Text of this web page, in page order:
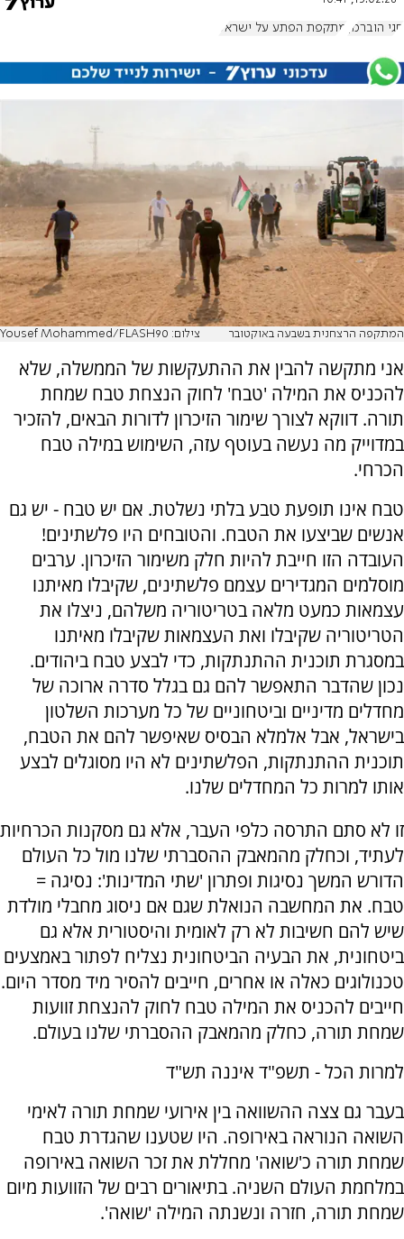
חגי הוברמן מתקפת הפתע על ישראל
המתקפה הרצחנית בשבעה באוקטובר צילום: Yousef Mohammed/FLASH90
אני מתקשה להבין את ההתעקשות של הממשלה, שלא
להכניס את המילה 'טבח' לחוק הנצחת טבח שמחת
תורה. דווקא לצורך שימור הזיכרון לדורות הבאים, להזכיר
במדוייק מה נעשה בעוטף עזה, השימוש במילה טבח
הכרחי.
טבח אינו תופעת טבע בלתי נשלטת. אם יש טבח - יש גם
אנשים שביצעו את הטבח. והטובחים היו פלשתינים!
העובדה הזו חייבת להיות חלק משימור הזיכרון. ערבים
מוסלמים המגדירים עצמם פלשתינים, שקיבלו מאיתנו
עצמאות כמעט מלאה בטריטוריה משלהם, ניצלו את
הטריטוריה שקיבלו ואת העצמאות שקיבלו מאיתנו
במסגרת תוכנית ההתנתקות, כדי לבצע טבח ביהודים.
נכון שהדבר התאפשר להם גם בגלל סדרה ארוכה של
מחדלים מדיניים וביטחוניים של כל מערכות השלטון
בישראל, אבל אלמלא הבסיס שאיפשר להם את הטבח,
תוכנית ההתנתקות, הפלשתינים לא היו מסוגלים לבצע
אותו למרות כל המחדלים שלנו.
זו לא סתם התרסה כלפי העבר, אלא גם מסקנות הכרחיות
לעתיד, וכחלק מהמאבק ההסברתי שלנו מול כל העולם
הדורש המשך נסיגות ופתרון 'שתי המדינות': נסיגה =
טבח. את המחשבה הנואלת שגם אם ניסוג מחבלי מולדת
שיש להם חשיבות לא רק לאומית והיסטורית אלא גם
ביטחונית, את הבעיה הביטחונית נצליח לפתור באמצעים
טכנולוגים כאלה או אחרים, חייבים להסיר מיד מסדר היום.
חייבים להכניס את המילה טבח לחוק להנצחת זוועות
שמחת תורה, כחלק מהמאבק ההסברתי שלנו בעולם.
למרות הכל - תשפ"ד איננה תש"ד
בעבר גם צצה ההשוואה בין אירועי שמחת תורה לאימי
השואה הנוראה באירופה. היו שטענו שהגדרת טבח
שמחת תורה כ'שואה' מחללת את זכר השואה באירופה
במלחמת העולם השניה. בתיאורים רבים של הזוועות מיום
שמחת תורה, חזרה ונשנתה המילה 'שואה'.